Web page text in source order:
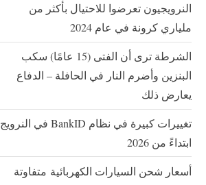
النرويجيون تعرضوا للاحتيال بأكثر من
ملياري كرونة في عام 2024
الشرطة ترى أن الفتى (15 عامًا) سكب
البنزين وأضرم النار في الحافلة – الدفاع
يعارض ذلك
تغييرات كبيرة في نظام BankID في النرويج
ابتداءً من 2026
أسعار شحن السيارات الكهربائية متفاوتة